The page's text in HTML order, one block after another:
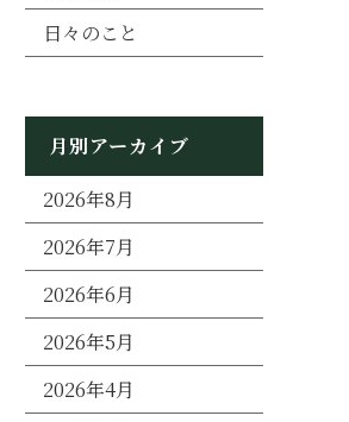
日々のこと
月別アーカイブ
2026年8月
2026年7月
2026年6月
2026年5月
2026年4月